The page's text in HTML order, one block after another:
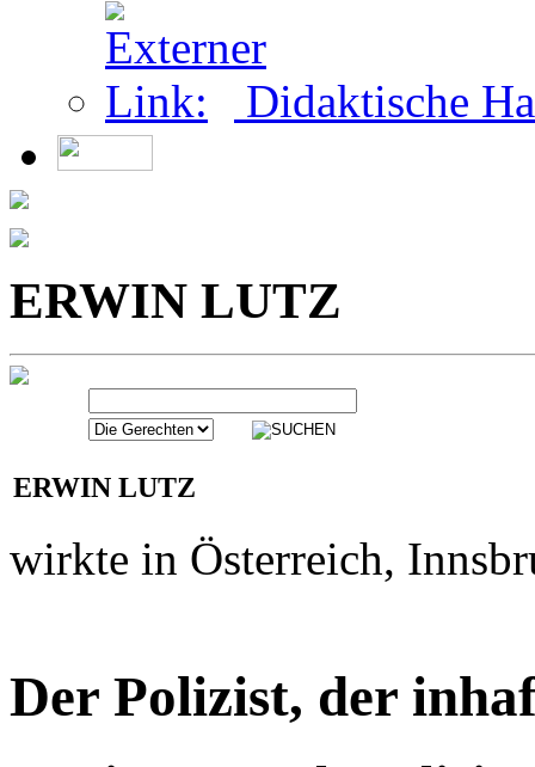
Die Holocaust-Doku
Texte für LehrerInnen
Zur Geschichte der
wirkte in Österreich,